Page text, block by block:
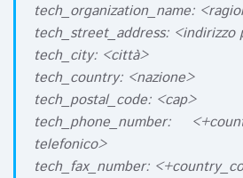
tech_organization_name:
tech_street_address: <indirizzo
tech_city: <città>
tech_country: <nazione>
tech_postal_code: <cap>
tech_phone_number:
telefonico>
tech_fax_number: